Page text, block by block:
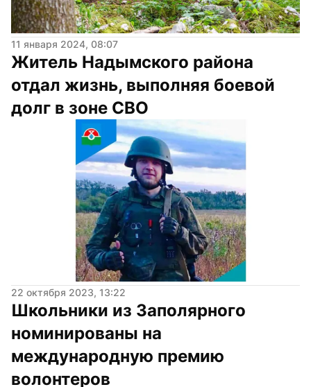
11 января 2024, 08:07
Житель Надымского района
отдал жизнь, выполняя боевой
долг в зоне СВО
22 октября 2023, 13:22
Школьники из Заполярного
номинированы на
международную премию
волонтеров